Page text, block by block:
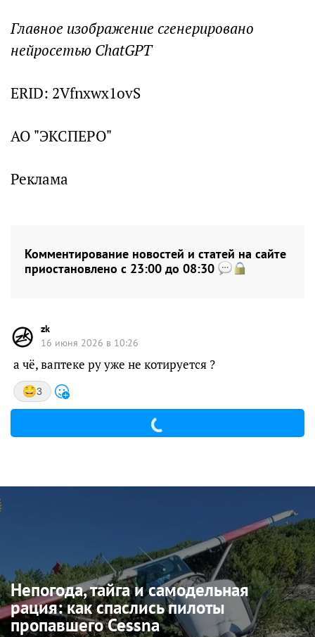
Главное изображение сгенерировано
нейросетью ChatGPT
ERID: 2Vfnxwx1ovS
АО "ЭКСПЕРО"
Реклама
Комментирование новостей и статей на сайте
приостановлено с 23:00 до 08:30
zk
16 июня 2026 в 10:26
а чё, ваптеке ру уже не котируется ?
3
Непогода, тайга и самодельная
рация: как спаслись пилоты
пропавшего Cessna